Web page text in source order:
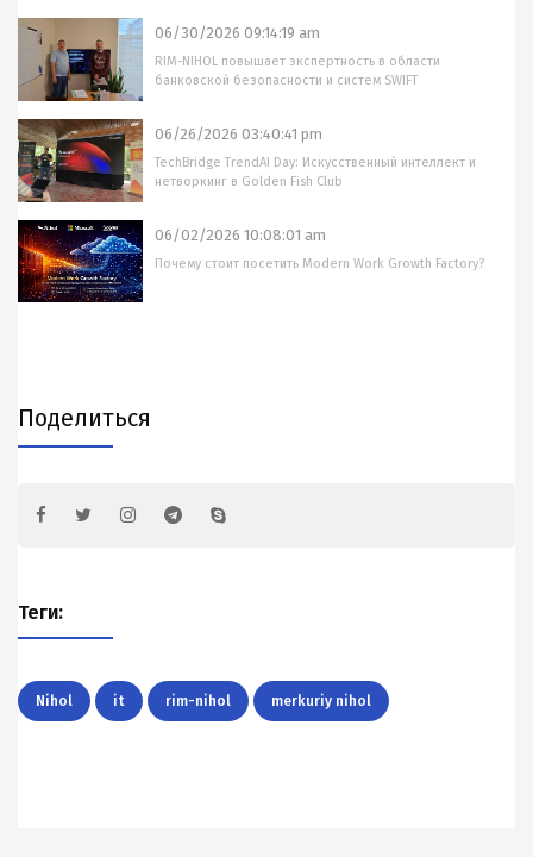
06/30/2026 09:14:19 am
RIM-NIHOL повышает экспертность в области
банковской безопасности и систем SWIFT
06/26/2026 03:40:41 pm
TechBridge TrendAI Day: Искусственный интеллект и
нетворкинг в Golden Fish Club
06/02/2026 10:08:01 am
Почему стоит посетить Modern Work Growth Factory?
Поделиться
Теги:
Nihol it rim-nihol merkuriy nihol